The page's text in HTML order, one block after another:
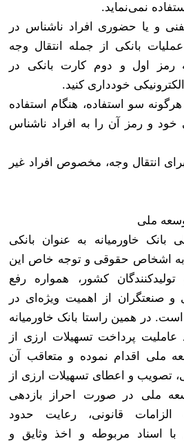
نمی‌نماید.
و یا حضوری افراد ناشناس در
بانکی از جمله انتقال وجه
رمز اول و دوم کارت بانکی در
خودداری کنید.
سو استفاده، هنگام استفاده
خود و رمز آن را به افراد ناشناس
انتقال وجه، مخصوص افراد غیر
ملی
بانک خاورمیانه به عنوان بانکی
به اشخاص حقوقی و توجه خاص این
کشور، همواره رفع
و صنعتگران از اهمیت ویژه‌ای در
است. در همین راستا بانک خاورمیانه
عاملیت پرداخت تسهیلات ارزی از
ملی اقدام نموده و متعاقب آن
تصویب و اعطای تسهیلات ارزی از
ملی در صورت احراز بازدهی
قانونی، رعایت حدود
اسناد مربوطه و اخذ وثایق و